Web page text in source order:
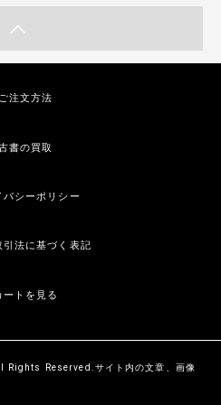
注文方法
書の買取
バシーポリシー
引法に基づく表記
ートを見る
Reserved.サイト内の文章、画像